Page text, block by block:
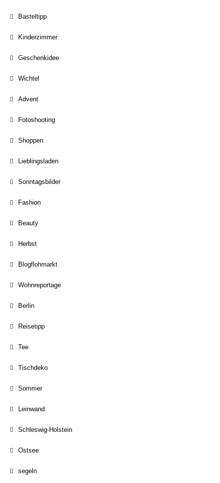
Basteltipp
Kinderzimmer
Geschenkidee
Wichtel
Advent
Fotoshooting
Shoppen
Lieblingsladen
Sonntagsbilder
Fashion
Beauty
Herbst
Blogflohmarkt
Wohnreportage
Berlin
Reisetipp
Tee
Tischdeko
Sommer
Leinwand
Schleswig-Holstein
Ostsee
segeln